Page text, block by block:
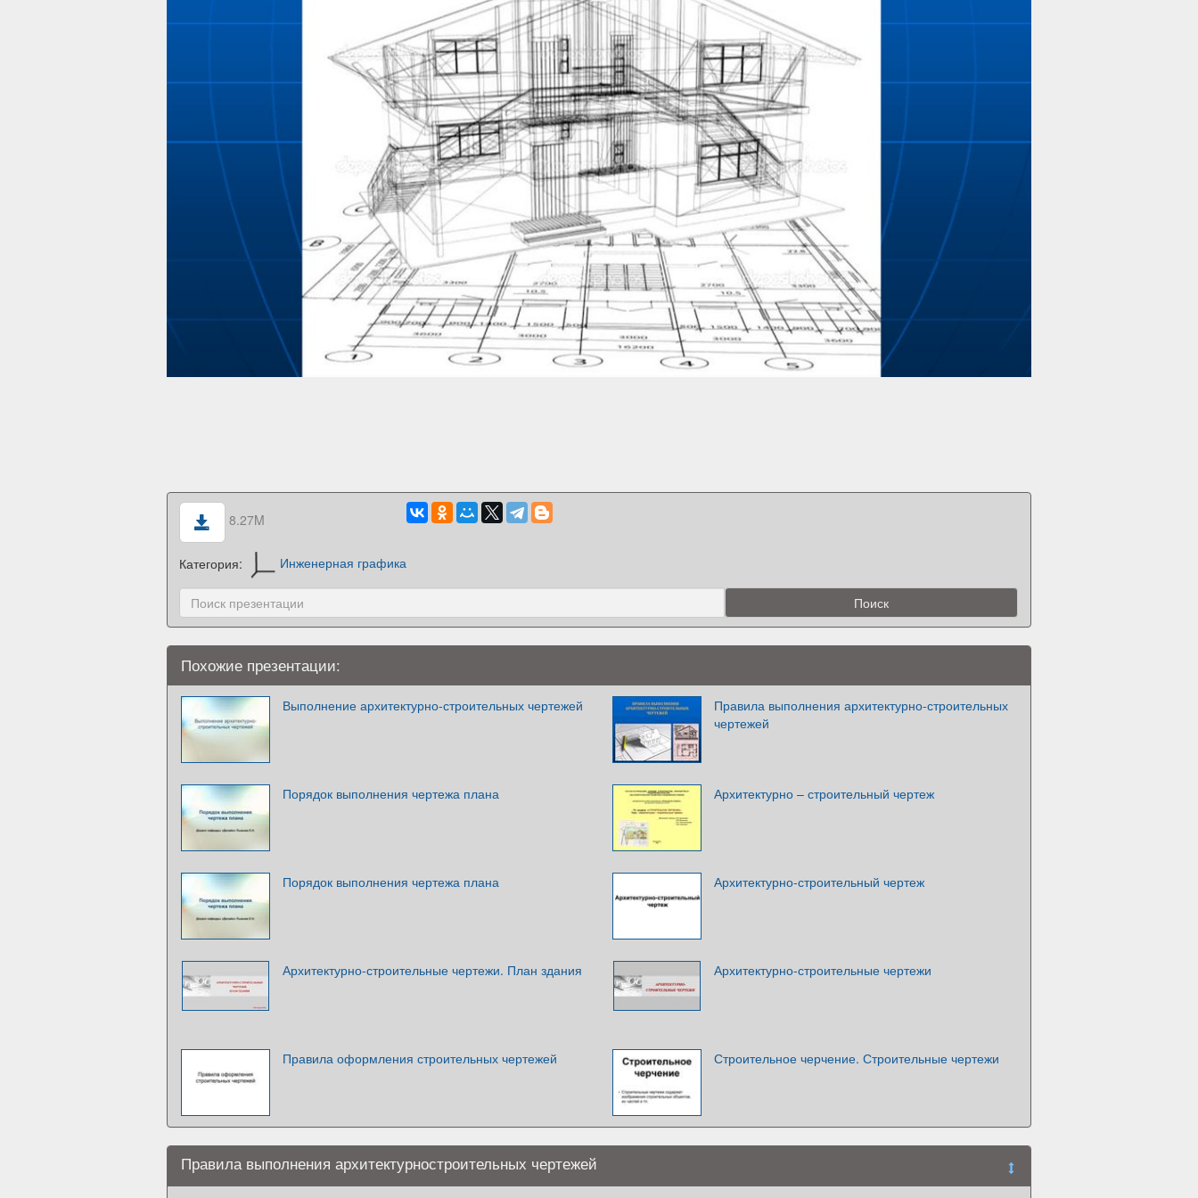
8.27M
Категория: Инженерная графика
Похожие презентации:
Выполнение архитектурно-строительных чертежей
Правила выполнения архитектурно-строительных
чертежей
Порядок выполнения чертежа плана Архитектурно – строительный чертеж
Порядок выполнения чертежа плана Архитектурно-строительный чертеж
Архитектурно-строительные чертежи. План здания Архитектурно-строительные чертежи
Правила оформления строительных чертежей Строительное черчение. Строительные чертежи
Правила выполнения архитектурностроительных чертежей